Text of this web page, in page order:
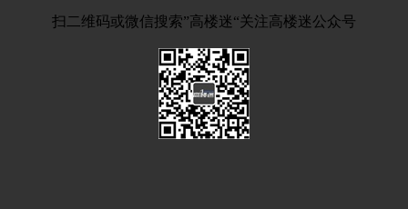
扫二维码或微信搜索”高楼迷“关注高楼迷公众号